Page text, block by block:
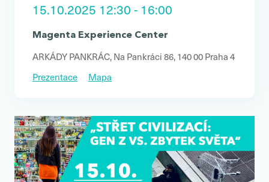
15.10.2025 12:30 - 16:00
Magenta Experience Center
ARKÁDY PANKRÁC, Na Pankráci 86, 140 00 Praha 4
Prezentace
Mapa